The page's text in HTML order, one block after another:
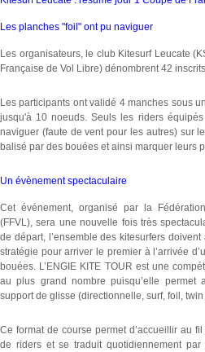
Les planches "foil" ont pu naviguer
Les organisateurs, le club Kitesurf Leucate
Française de Vol Libre) dénombrent 42
Les participants ont validé 4 manches sous
jusqu'à 10 noeuds. Seuls les riders
naviguer (faute de vent pour les autres) sur
balisé par des bouées et ainsi marquer leurs
Un évènement spectaculaire
Cet événement, organisé par la
(FFVL), sera une nouvelle fois très
de départ, l’ensemble des kitesurfers
stratégie pour arriver le premier à l’arrivée
bouées. L’ENGIE KITE TOUR est une
au plus grand nombre puisqu’elle permet
support de glisse (directionnelle, surf, foil, twin
Ce format de course permet d’accueillir au
de riders et se traduit quotidiennement par